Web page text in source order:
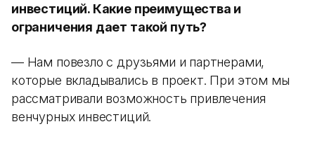
инвестиций. Какие преимущества и
ограничения дает такой путь?
— Нам повезло с друзьями и партнерами,
которые вкладывались в проект. При этом мы
рассматривали возможность привлечения
венчурных инвестиций.